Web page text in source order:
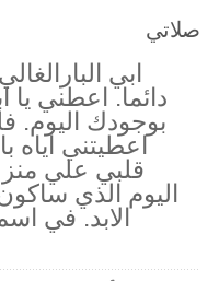
صلاتي
ابي
دائما. اعطني يا
بوجودك اليوم.
اعطيتني اياه
قلبي علي
اليوم الذي
الابد. في